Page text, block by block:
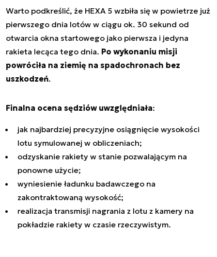
Warto podkreślić, że HEXA 5 wzbiła się w powietrze już
pierwszego dnia lotów w ciągu ok. 30 sekund od
otwarcia okna startowego jako pierwsza i jedyna
rakieta lecąca tego dnia. Po wykonaniu misji
powróciła na ziemię na spadochronach bez
uszkodzeń.
Finalna ocena sędziów uwzględniała:
jak najbardziej precyzyjne osiągnięcie wysokości
lotu symulowanej w obliczeniach;
odzyskanie rakiety w stanie pozwalającym na
ponowne użycie;
wyniesienie ładunku badawczego na
zakontraktowaną wysokość;
realizacja transmisji nagrania z lotu z kamery na
pokładzie rakiety w czasie rzeczywistym.